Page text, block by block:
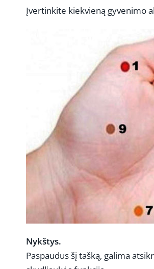
Įvertinkite kiekvieną gyvenimo
Nykštys.
Paspaudus šį tašką, galima